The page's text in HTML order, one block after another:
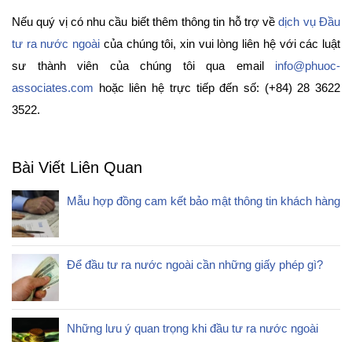
Nếu quý vị có nhu cầu biết thêm thông tin hỗ trợ vềdịch vụ Đầu
tư ra nước ngoài của chúng tôi, xin vui lòng liên hệ với các luật
sư thành viên của chúng tôi qua email info@phuoc-
associates.com hoặc liên hệ trực tiếp đến số: (+84) 28 3622
3522.
Bài Viết Liên Quan
Mẫu hợp đồng cam kết bảo mật thông tin khách hàng
Để đầu tư ra nước ngoài cần những giấy phép gì?
Những lưu ý quan trọng khi đầu tư ra nước ngoài